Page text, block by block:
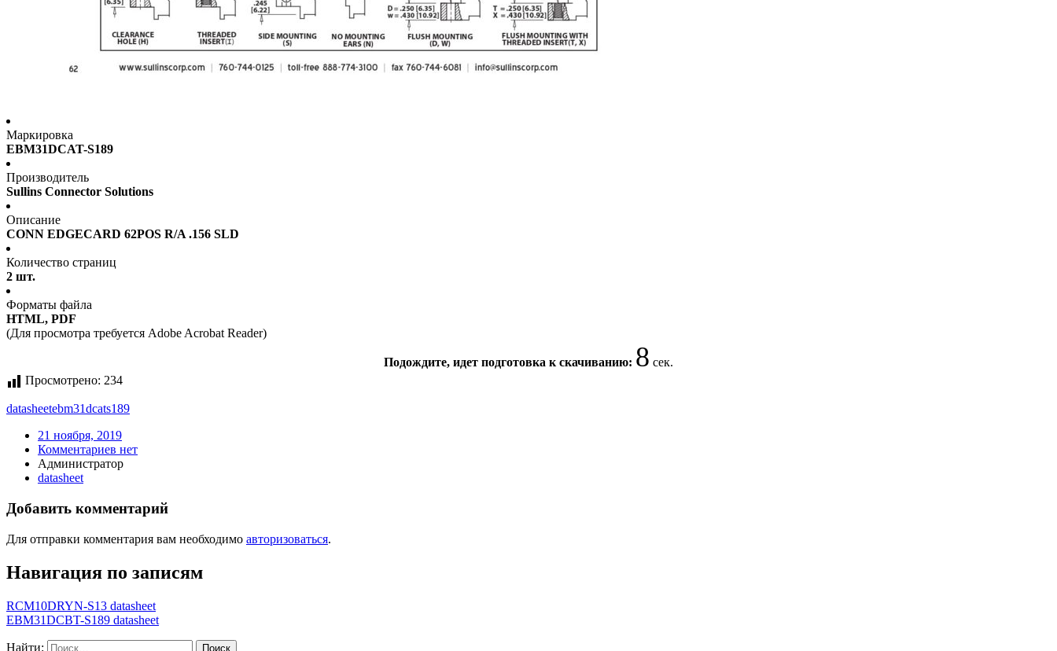
Маркировка
EBM31DCAT-S189
Производитель
Sullins Connector Solutions
Описание
CONN EDGECARD 62POS R/A .156 SLD
Количество страниц
2 шт.
Форматы файла
HTML, PDF
(Для просмотра требуется Adobe Acrobat Reader)
Подождите, идет подготовка к скачиванию: 8 сек.
Просмотрено: 234
datasheetebm31dcats189
21 ноября, 2019
Комментариев нет
Администратор
datasheet
Добавить комментарий
Для отправки комментария вам необходимо авторизоваться.
Навигация по записям
RCM10DRYN-S13 datasheet
EBM31DCBT-S189 datasheet
Найти: